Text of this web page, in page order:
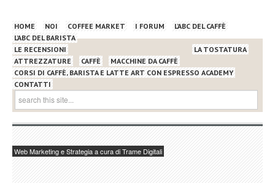
HOME NOI COFFEE MARKET I FORUM
L’ABC DEL CAFFÈ
L’ABC DEL BARISTA
LE RECENSIONI
ATTREZZATURE
CAFFÈ MACCHINE DA CAFFÈ
LA TOSTATURA
CORSI DI CAFFÈ, BARISTA E LATTE ART CON ESPRESSO ACADEMY
CONTATTI
Web Marketing e Strategia a cura di Trame Digitali